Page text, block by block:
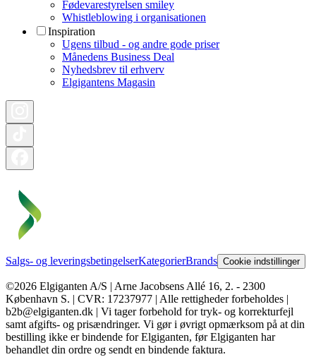
Fødevarestyrelsen smiley
Whistleblowing i organisationen
Inspiration
Ugens tilbud - og andre gode priser
Månedens Business Deal
Nyhedsbrev til erhverv
Elgigantens Magasin
Salgs- og leveringsbetingelserKategorierBrands Cookie indstillinger
©2026 Elgiganten A/S | Arne Jacobsens Allé 16, 2. - 2300
København S. | CVR: 17237977 | Alle rettigheder forbeholdes |
b2b@elgiganten.dk | Vi tager forbehold for tryk- og korrekturfejl
samt afgifts- og prisændringer. Vi gør i øvrigt opmærksom på at din
bestilling ikke er bindende for Elgiganten, før Elgiganten har
behandlet din ordre og sendt en bindende faktura.